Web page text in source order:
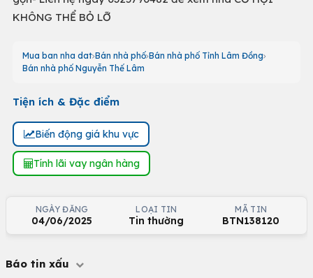
KHÔNG THỂ BỎ LỠ
Mua ban nha dat Bán nhà phố Bán nhà phố Tỉnh Lâm Đồng
Bán nhà phố Nguyễn Thế Lâm
Tiện ích & Đặc điểm
Biến động giá khu vực
Tính lãi vay ngân hàng
NGÀY ĐĂNG
04/06/2025
LOẠI TIN
Tin thường
MÃ TIN
BTN138120
Báo tin xấu